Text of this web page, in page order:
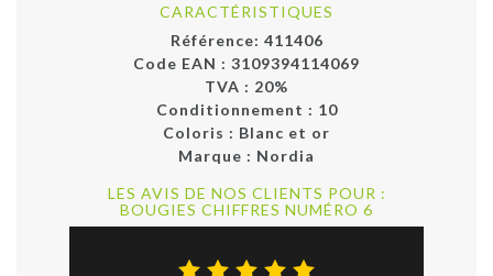
CARACTÉRISTIQUES
Référence: 411406
Code EAN : 3109394114069
TVA : 20%
Conditionnement : 10
Coloris : Blanc et or
Marque : Nordia
LES AVIS DE NOS CLIENTS POUR :
BOUGIES CHIFFRES NUMÉRO 6